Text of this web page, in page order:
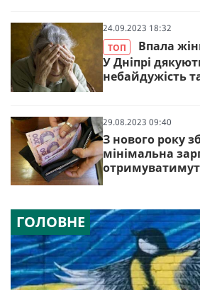
24.09.2023 18:32
ТОП
Впала
У Дніпрі
небайдужість
29.08.2023 09:40
З нового року
мінімальна
ГОЛОВНЕ